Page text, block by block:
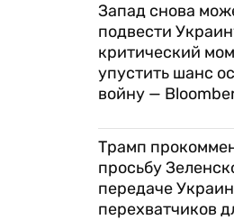
Запад снова
подвести
критический
упустить шанс
войну —
Трамп
просьбу
передаче
перехватчиков